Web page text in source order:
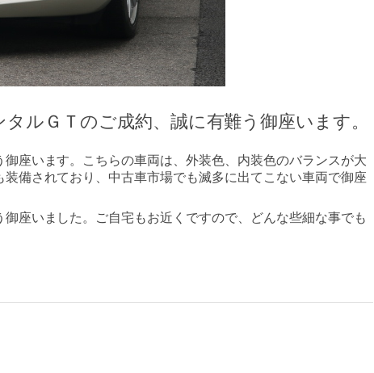
ルＧＴのご成約、誠に有難う御座います。
座います。こちらの車両は、外装色、内装色のバランスが大
備されており、中古車市場でも滅多に出てこない車両で御座
座いました。ご自宅もお近くですので、どんな些細な事でも